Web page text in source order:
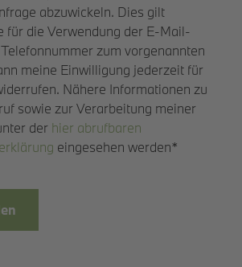
abzuwickeln. Dies gilt
für die Verwendung der E-Mail-
zum vorgenannten
meine Einwilligung jederzeit für
Nähere Informationen zu
sowie zur Verarbeitung meiner
der hier abrufbaren
eingesehen werden*